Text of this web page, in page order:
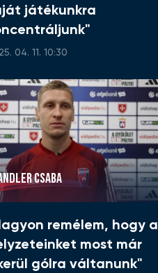
játékunkra
04. 11. 10:30
CSABA
remélem, hogy a
most már
gólra váltanunk"